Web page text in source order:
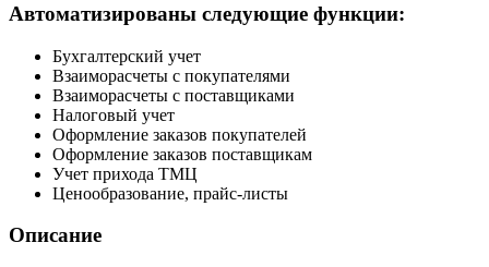
Автоматизированы следующие функции:
Бухгалтерский учет
Взаиморасчеты с покупателями
Взаиморасчеты с поставщиками
Налоговый учет
Оформление заказов покупателей
Оформление заказов поставщикам
Учет прихода ТМЦ
Ценообразование, прайс-листы
Описание